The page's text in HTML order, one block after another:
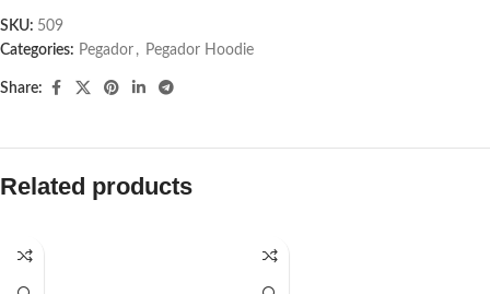
SKU: 509
Categories: Pegador​ , Pegador Hoodie
Share:
Related products